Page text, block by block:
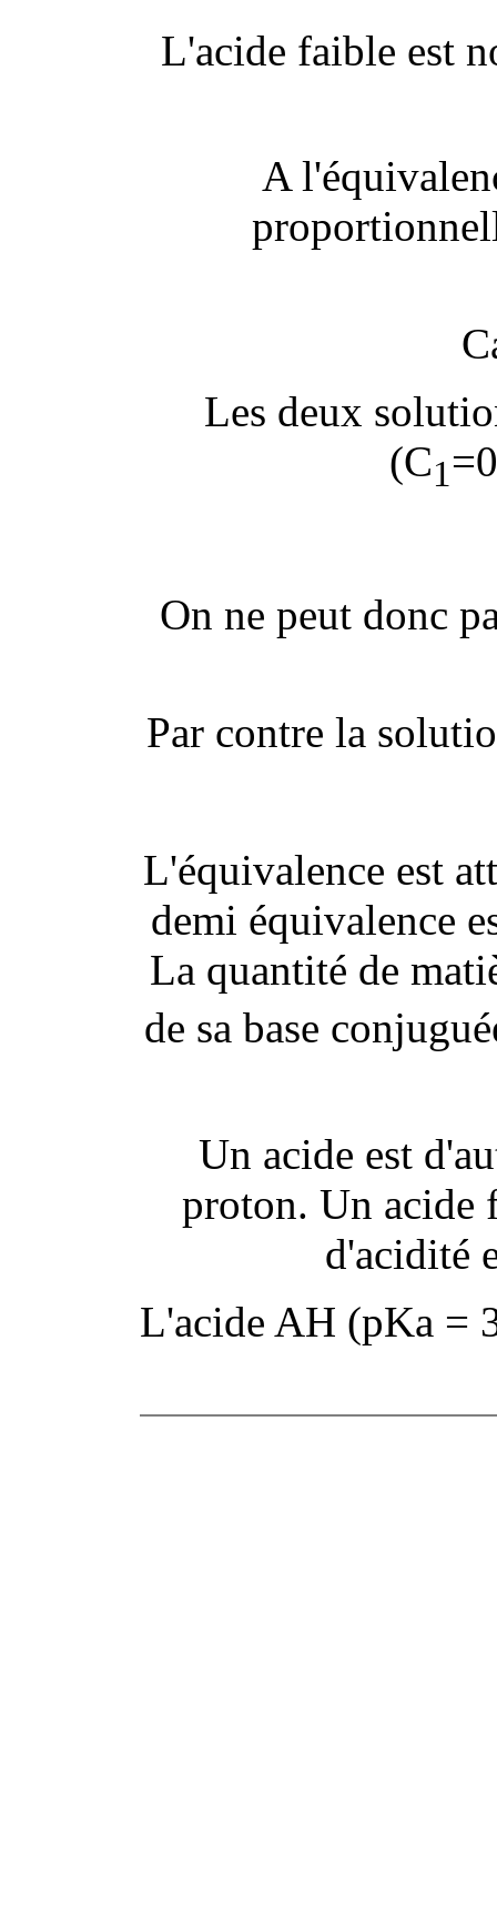
L'acide faible est
A
Les deux
(C1
On ne peut donc
Par contre la
L'équivalence est
demi équivalence
La quantité de
de sa base
Un acide est
proton. Un acide
d'acidité
L'acide AH (pKa =